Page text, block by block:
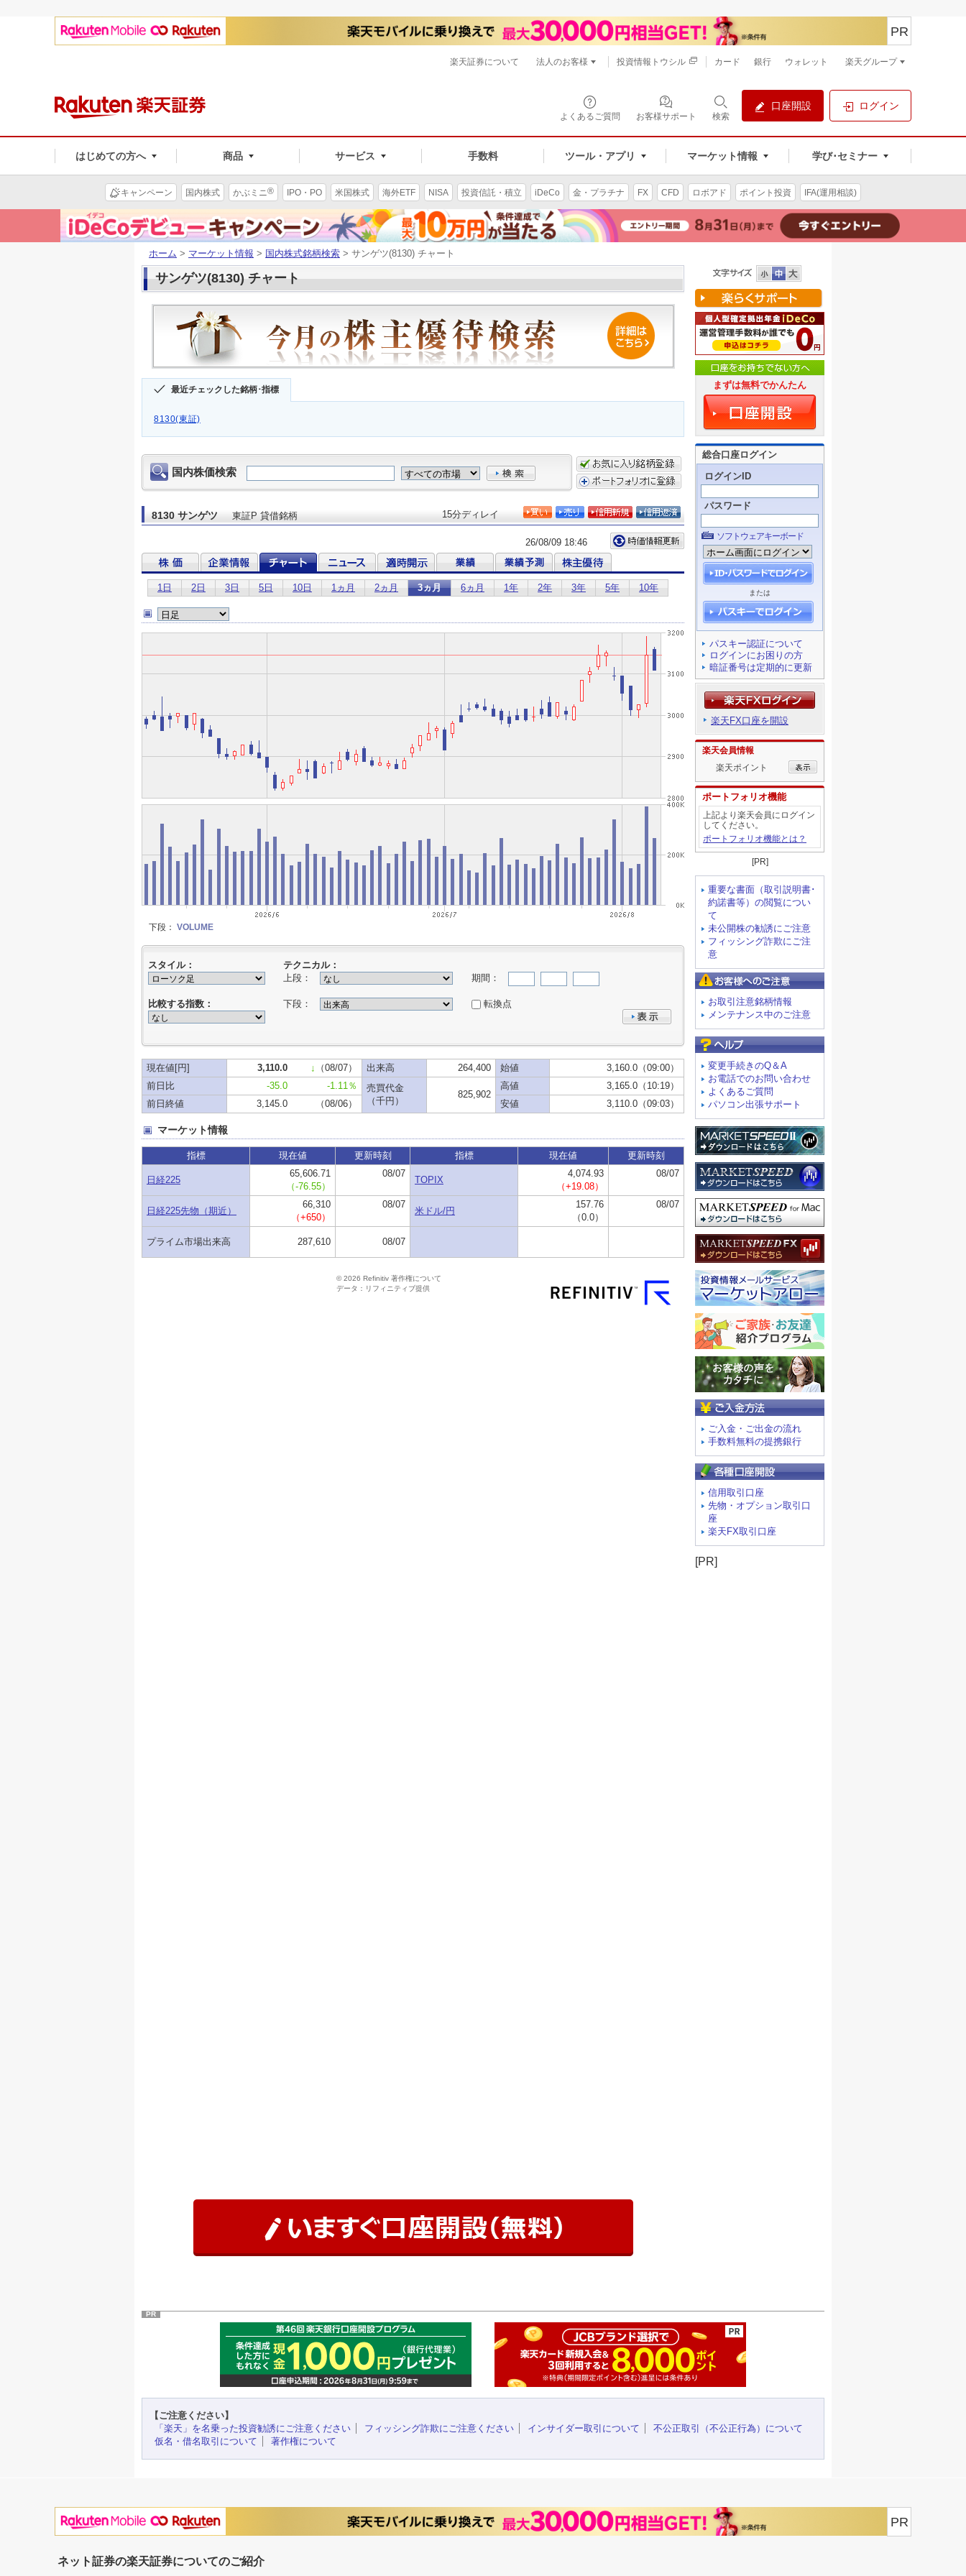
よくあるご質問 お客様サポート 検索
口座開設 ログイン
はじめての方へ 商品 サービス 手数料 ツール・アプリ マーケット情報 学び･セミナー
PR
楽天証券について 法人のお客様 投資情報トウシル カード 銀行 ウォレット 楽天グループ
キャンペーン 国内株式 かぶミニ® IPO・PO 米国株式 海外ETF NISA 投資信託・積立 iDeCo 金・プラチナ FX CFD ロボアド ポイント投資 IFA(運用相談)
ホーム > マーケット情報 > 国内株式銘柄検索 > サンゲツ(8130) チャート
サンゲツ(8130) チャート
最近チェックした銘柄･指標
8130(東証)
まずは無料でかんたん
総合口座ログイン
ログインID
パスワード
ソフトウェアキーボード
または
パスキー認証について
ログインにお困りの方
暗証番号は定期的に更新
楽天FX口座を開設
楽天会員情報
楽天ポイント
ポートフォリオ機能
上記より楽天会員にログイン
してください。
ポートフォリオ機能とは？
[PR]
重要な書面（取引説明書･
約諾書等）の閲覧につい
て
未公開株の勧誘にご注意
フィッシング詐欺にご注
意
お取引注意銘柄情報
メンテナンス中のご注意
変更手続きのQ＆A
お電話でのお問い合わせ
よくあるご質問
パソコン出張サポート
ご入金・ご出金の流れ
手数料無料の提携銀行
信用取引口座
先物・オプション取引口
座
楽天FX取引口座
[PR]
PR
【ご注意ください】
「楽天」を名乗った投資勧誘にご注意ください
フィッシング詐欺にご注意ください インサイダー取引について
不公正取引（不公正行為）について
仮名・借名取引について
著作権について
PR
ネット証券の楽天証券についてのご紹介